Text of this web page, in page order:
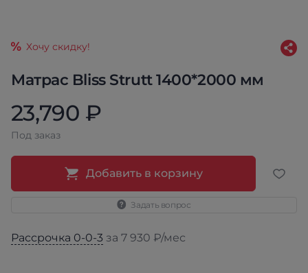
Матрас Bliss Strutt 1400*2000 мм
Хочу скидку!
23,790 ₽
Под заказ
Добавить в корзину
Задать вопрос
Рассрочка 0-0-3 за 7 930 ₽/мес